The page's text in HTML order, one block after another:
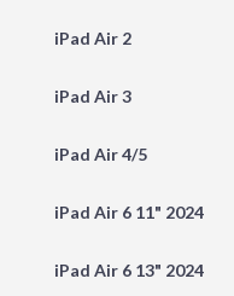
iPad Air 2
iPad Air 3
iPad Air 4/5
iPad Air 6 11" 2024
iPad Air 6 13" 2024